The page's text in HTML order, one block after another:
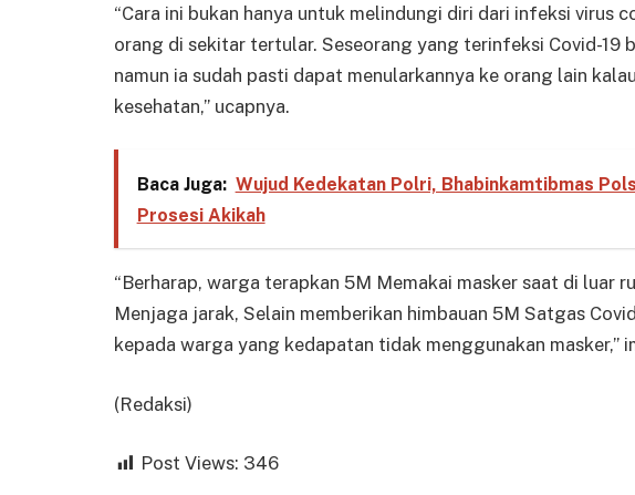
“Cara ini bukan hanya untuk melindungi diri dari infeksi virus
orang di sekitar tertular. Seseorang yang terinfeksi Covid-19
namun ia sudah pasti dapat menularkannya ke orang lain
kesehatan,” ucapnya.
Baca Juga: Wujud Kedekatan Polri, Bhabinkamtibmas
Prosesi Akikah
“Berharap, warga terapkan 5M Memakai masker saat di luar
Menjaga jarak, Selain memberikan himbauan 5M Satgas
kepada warga yang kedapatan tidak menggunakan masker,”
(Redaksi)
Post Views: 346